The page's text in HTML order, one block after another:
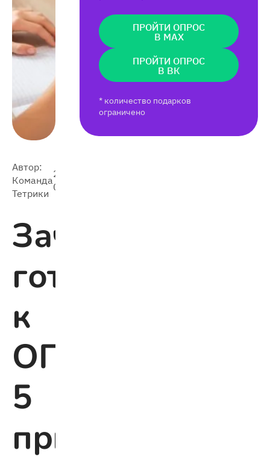
Автор:
Команда
Тетрики
2023-
02-11
Зачем
готовиться
к
ОГЭ:
5
причин
ПРОЙТИ ОПРОС
В MAX
ПРОЙТИ ОПРОС
В ВК
* количество подарков
ограничено